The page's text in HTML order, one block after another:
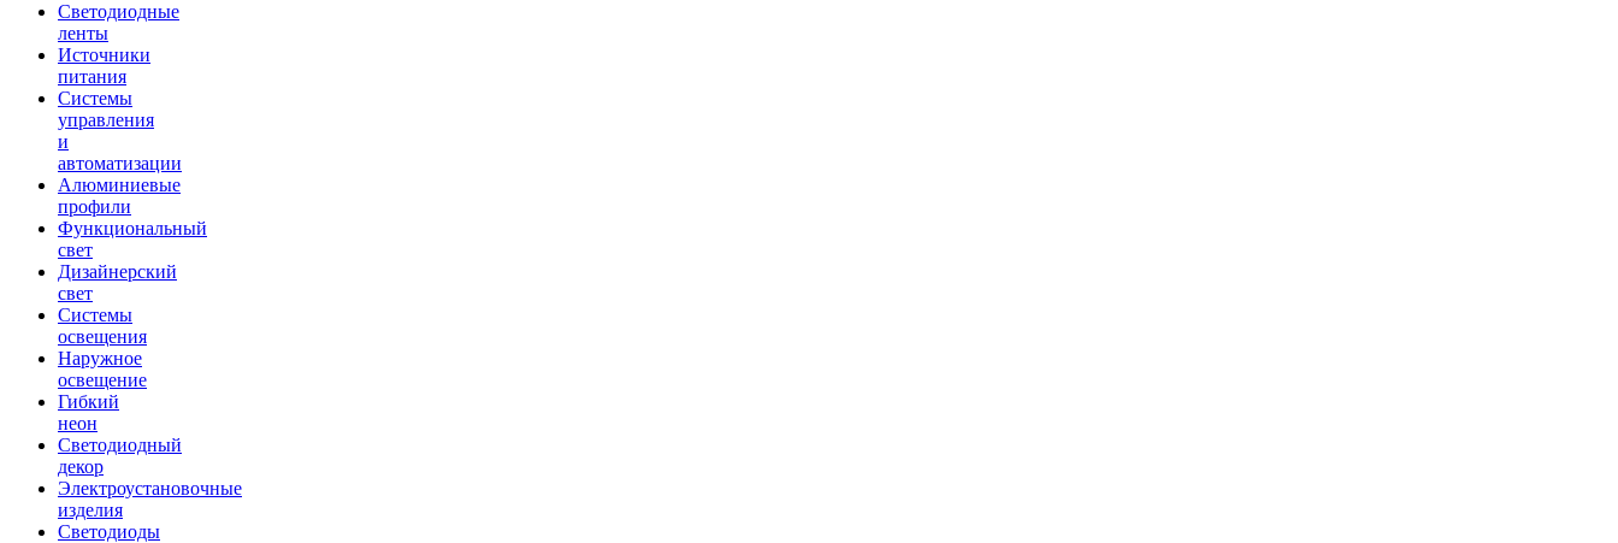
Светодиодные
ленты
Источники
питания
Системы
управления
и
автоматизации
Алюминиевые
профили
Функциональный
свет
Дизайнерский
свет
Системы
освещения
Наружное
освещение
Гибкий
неон
Светодиодный
декор
Электроустановочные
изделия
Светодиоды